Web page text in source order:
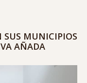
SUS MUNICIPIOS
AÑADA